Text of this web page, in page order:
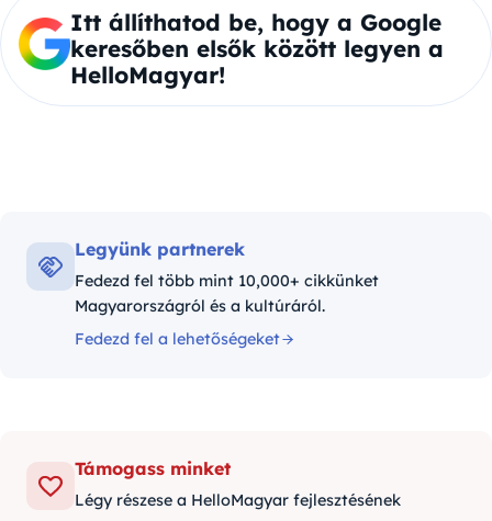
Itt állíthatod be, hogy a Google
keresőben elsők között legyen a
HelloMagyar!
Legyünk partnerek
Fedezd fel több mint 10,000+ cikkünket
Magyarországról és a kultúráról.
Fedezd fel a lehetőségeket
Támogass minket
Légy részese a HelloMagyar fejlesztésének